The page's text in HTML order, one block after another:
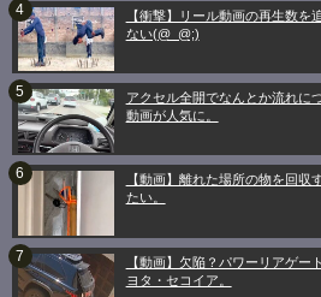
【衝撃】リール動画の再生数を
ない(@_@;)
アクセル全開でなんとか流れに
動画が人気に。
【動画】離れた場所の物を回収
たい。
【動画】欠陥？パワーリアゲー
ヨタ・セコイア。